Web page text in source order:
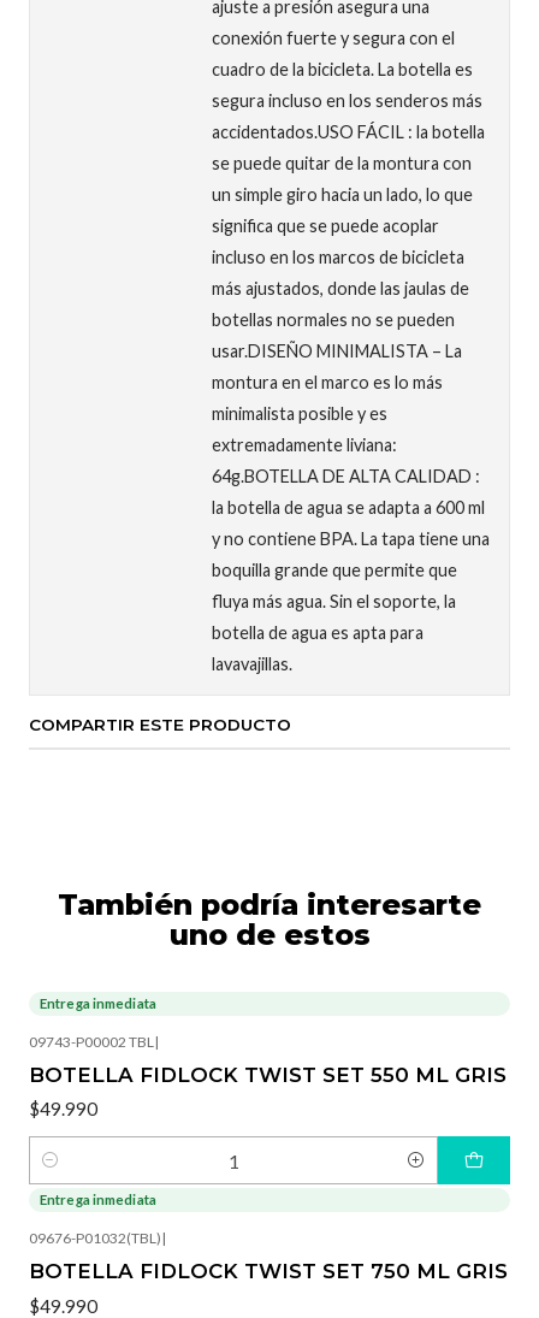
ajuste a presión asegura una
conexión fuerte y segura con el
cuadro de la bicicleta. La botella es
segura incluso en los senderos más
accidentados.USO FÁCIL : la botella
se puede quitar de la montura con
un simple giro hacia un lado, lo que
significa que se puede acoplar
incluso en los marcos de bicicleta
más ajustados, donde las jaulas de
botellas normales no se pueden
usar.DISEÑO MINIMALISTA – La
montura en el marco es lo más
minimalista posible y es
extremadamente liviana:
64g.BOTELLA DE ALTA CALIDAD :
la botella de agua se adapta a 600 ml
y no contiene BPA. La tapa tiene una
boquilla grande que permite que
fluya más agua. Sin el soporte, la
botella de agua es apta para
lavavajillas.
COMPARTIR ESTE PRODUCTO
También podría interesarte
uno de estos
Entrega inmediata
09743-P00002 TBL |
BOTELLA FIDLOCK TWIST SET 550 ML GRIS
$49.990
Cantidad
Entrega inmediata
09676-P01032(TBL) |
BOTELLA FIDLOCK TWIST SET 750 ML GRIS
$49.990